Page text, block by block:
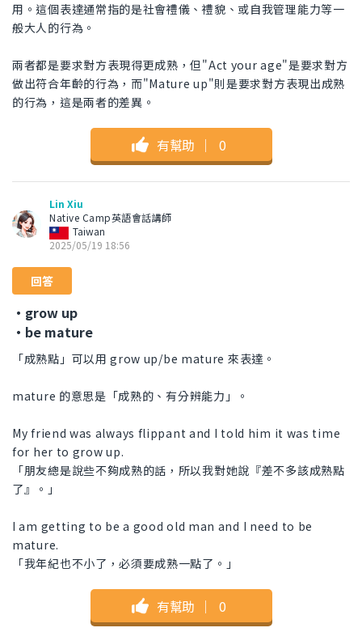
用。這個表達通常指的是社會禮儀、禮貌、或自我管理能力等一
般大人的行為。
兩者都是要求對方表現得更成熟，但"Act your age"是要求對方
做出符合年齡的行為，而"Mature up"則是要求對方表現出成熟
的行為，這是兩者的差異。
有幫助 ｜ 0
Lin Xiu
Native Camp英語會話講師
Taiwan
2025/05/19 18:56
回答
・grow up
・be mature
「成熟點」可以用 grow up/be mature 來表達。
mature 的意思是「成熟的、有分辨能力」。
My friend was always flippant and I told him it was time
for her to grow up.
「朋友總是說些不夠成熟的話，所以我對她說『差不多該成熟點
了』。」
I am getting to be a good old man and I need to be
mature.
「我年紀也不小了，必須要成熟一點了。」
有幫助 ｜ 0